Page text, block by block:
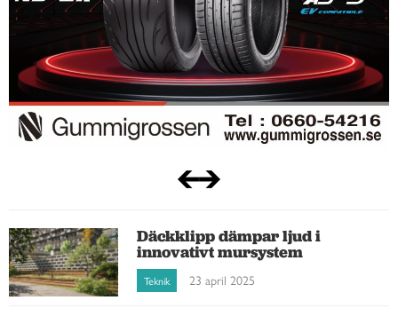
Däckklipp dämpar ljud i
innovativt mursystem
Teknik 23 april 2025